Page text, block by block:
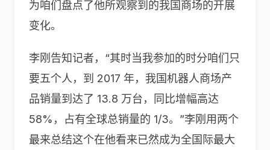
为咱们盘点了他所观察到的我国商场的开展
变化。
李刚告知记者，“其时当我参加的时分咱们只
要五个人，到 2017 年，我国机器人商场产
品销量到达了 13.8 万台，同比增幅高达
58%，占有全球总销量的 1/3。”李刚用两个
最来总结这个在他看来已然成为全国际最大